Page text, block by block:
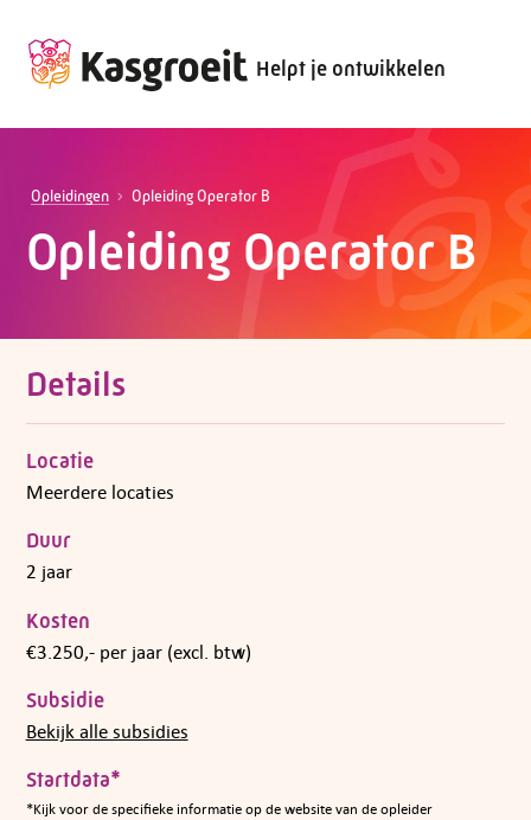
Helpt je ontwikkelen
Opleidingen Opleiding Operator B
Opleiding Operator B
Details
Locatie
Meerdere locaties
Duur
2 jaar
Kosten
€3.250,- per jaar (excl. btw)
Subsidie
Bekijk alle subsidies
Startdata*
*Kijk voor de specifieke informatie op de website van de opleider